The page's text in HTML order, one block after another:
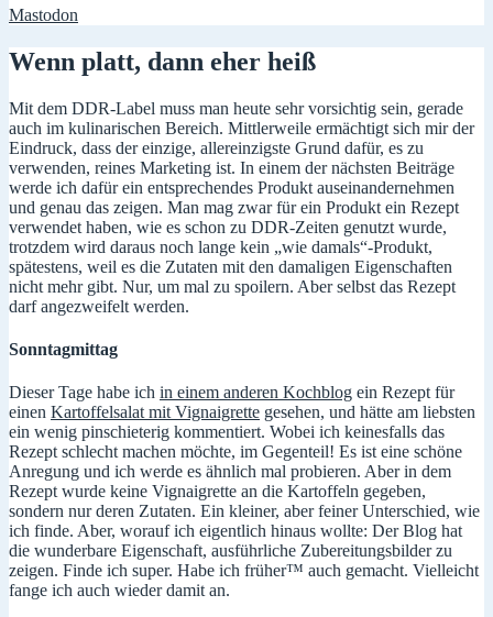
Mastodon
Wenn platt, dann eher heiß
Mit dem DDR-Label muss man heute sehr vorsichtig sein, gerade
auch im kulinarischen Bereich. Mittlerweile ermächtigt sich mir der
Eindruck, dass der einzige, allereinzigste Grund dafür, es zu
verwenden, reines Marketing ist. In einem der nächsten Beiträge
werde ich dafür ein entsprechendes Produkt auseinandernehmen
und genau das zeigen. Man mag zwar für ein Produkt ein Rezept
verwendet haben, wie es schon zu DDR-Zeiten genutzt wurde,
trotzdem wird daraus noch lange kein „wie damals“-Produkt,
spätestens, weil es die Zutaten mit den damaligen Eigenschaften
nicht mehr gibt. Nur, um mal zu spoilern. Aber selbst das Rezept
darf angezweifelt werden.
Sonntagmittag
Dieser Tage habe ich in einem anderen Kochblog ein Rezept für
einen Kartoffelsalat mit Vignaigrette gesehen, und hätte am liebsten
ein wenig pinschieterig kommentiert. Wobei ich keinesfalls das
Rezept schlecht machen möchte, im Gegenteil! Es ist eine schöne
Anregung und ich werde es ähnlich mal probieren. Aber in dem
Rezept wurde keine Vignaigrette an die Kartoffeln gegeben,
sondern nur deren Zutaten. Ein kleiner, aber feiner Unterschied, wie
ich finde. Aber, worauf ich eigentlich hinaus wollte: Der Blog hat
die wunderbare Eigenschaft, ausführliche Zubereitungsbilder zu
zeigen. Finde ich super. Habe ich früher™ auch gemacht. Vielleicht
fange ich auch wieder damit an.